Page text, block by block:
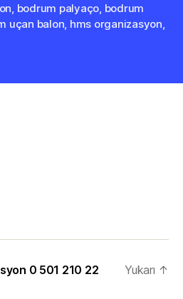
bodrum palyaço bodrum
uçan balon hms organizasyon
0 501 210 22
Yukarı ↑